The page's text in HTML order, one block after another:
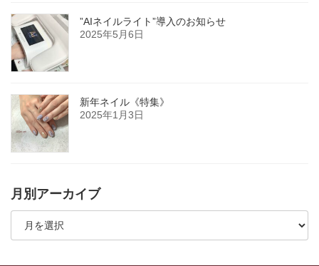
”AIネイルライト”導入のお知らせ
2025年5月6日
新年ネイル《特集》
2025年1月3日
月別アーカイブ
月